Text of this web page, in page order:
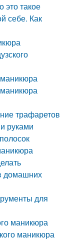
это такое
себе. Как
трафаретов
руками
домашних
для
маникюра
маникюра